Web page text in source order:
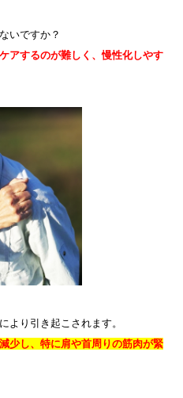
いですか？
アするのが難しく、慢性化しやす
より引き起こされます。
少し、特に肩や首周りの筋肉が緊